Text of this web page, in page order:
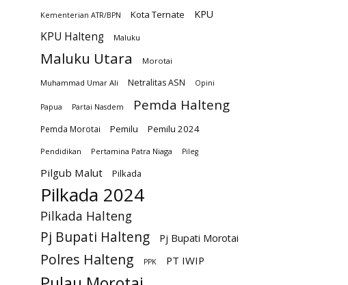
Kementerian ATR/BPN Kota Ternate KPU
KPU Halteng Maluku
Maluku Utara Morotai
Muhammad Umar Ali Netralitas ASN Opini
Papua Partai Nasdem Pemda Halteng
Pemda Morotai Pemilu Pemilu 2024
Pendidikan Pertamina Patra Niaga Pileg
Pilgub Malut Pilkada
Pilkada 2024
Pilkada Halteng
Pj Bupati Halteng Pj Bupati Morotai
Polres Halteng PPK PT IWIP